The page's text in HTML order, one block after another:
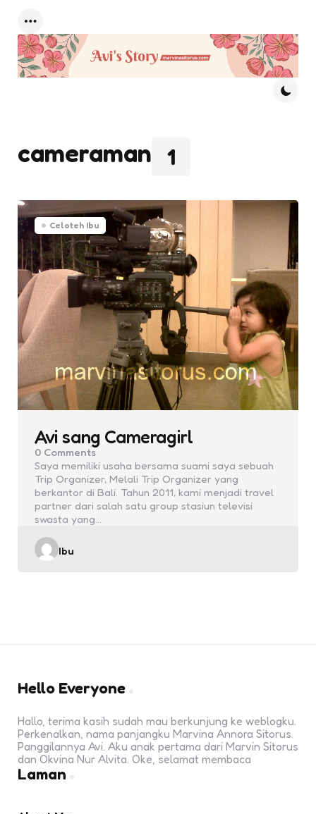
Menu
1
cameraman
Celoteh Ibu
Avi sang Cameragirl
0 Comments
Saya memiliki usaha bersama suami saya sebuah
Trip Organizer, Melali Trip Organizer yang
berkantor di Bali. Tahun 2011, kami menjadi travel
partner dari salah satu group stasiun televisi
swasta yang…
Posted
Ibu
Hello Everyone
Hallo, terima kasih sudah mau berkunjung ke weblogku.
Perkenalkan, nama panjangku Marvina Annora Sitorus.
Panggilannya Avi. Aku anak pertama dari Marvin Sitorus
dan Okvina Nur Alvita. Oke, selamat membaca
Laman